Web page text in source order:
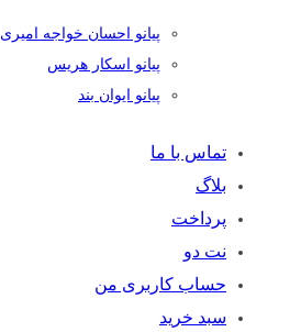
پیانو احسان خواجه امیری
پیانو اسکار هریس
پیانو ایوان بند
تماس با ما
بلاگ
پرداخت
نت دو
حساب کاربری من
سبد خرید